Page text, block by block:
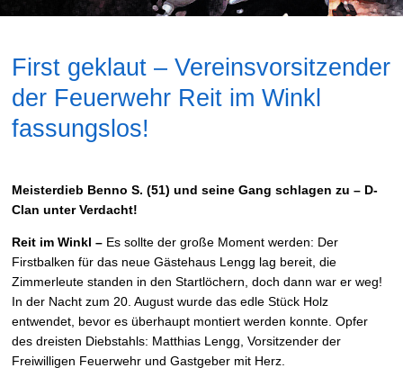
First geklaut – Vereinsvorsitzender
der Feuerwehr Reit im Winkl
fassungslos!
Meisterdieb Benno S. (51) und seine Gang schlagen zu – D-
Clan unter Verdacht!
Reit im Winkl – Es sollte der große Moment werden: Der
Firstbalken für das neue Gästehaus Lengg lag bereit, die
Zimmerleute standen in den Startlöchern, doch dann war er weg!
In der Nacht zum 20. August wurde das edle Stück Holz
entwendet, bevor es überhaupt montiert werden konnte. Opfer
des dreisten Diebstahls: Matthias Lengg, Vorsitzender der
Freiwilligen Feuerwehr und Gastgeber mit Herz.